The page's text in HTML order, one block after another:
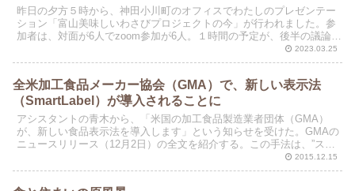
昨日の夕方５時から、神田小川町のオフィスでわたしのプレゼンテー
ション「富山美味しいわさびプロジェクトの今」が行われました。参
加者は、対面が6人でzoom参加が6人。１時間の予定が、後半の議論が
2023.03.25
全米加工食品メーカー協会（GMA）で、新しい表示法
（SmartLabel）が導入されることに
アシスタントの青木から、「米国の加工食品製造業者団体（GMA）
が、新しい食品表示法を導入します」という知らせを受けた。GMAの
ニュースリリース（12月2日）の全文を紹介する。この手法は、”スマ
2015.12.15